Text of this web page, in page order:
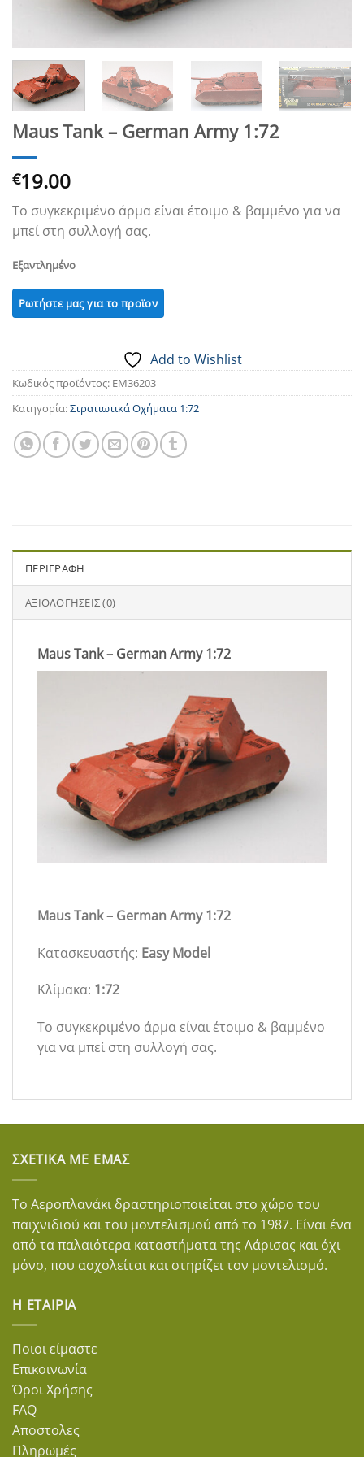
Maus Tank – German Army 1:72
€19.00
Το συγκεκριμένο άρμα είναι έτοιμο & βαμμένο για να
μπεί στη συλλογή σας.
Εξαντλημένο
Add to Wishlist
Κωδικός προϊόντος: EM36203
Κατηγορία:Στρατιωτικά Οχήματα 1:72
ΠΕΡΙΓΡΑΦΉ
ΑΞΙΟΛΟΓΉΣΕΙΣ (0)
Maus Tank – German Army 1:72
Maus Tank – German Army 1:72
Κατασκευαστής: Easy Model
Κλίμακα: 1:72
Το συγκεκριμένο άρμα είναι έτοιμο & βαμμένο
για να μπεί στη συλλογή σας.
ΣΧΕΤΙΚΆ ΜΕ ΕΜΆΣ
Το Αεροπλανάκι δραστηριοποιείται στο χώρο του
παιχνιδιού και του μοντελισμού από το 1987. Είναι ένα
από τα παλαιότερα καταστήματα της Λάρισας και όχι
μόνο, που ασχολείται και στηρίζει τον μοντελισμό.
Η ΕΤΑΙΡΊΑ
Ποιοι είμαστε
Επικοινωνία
Όροι Χρήσης
FAQ
Αποστολες
Πληρωμές